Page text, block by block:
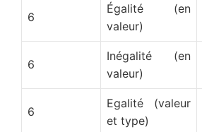
6
Égalité (en
valeur)
6
Inégalité (en
valeur)
6
Egalité (valeur
et type)